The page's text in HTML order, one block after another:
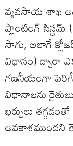
వ్యవసాయ శాఖ
ప్లాంటింగ్ సిస్టమ్
సాగు, అలాగే
విధానం) ద్వారా
గణనీయంగా
విధానాలను
ఖర్చులు
అవకాశముందని